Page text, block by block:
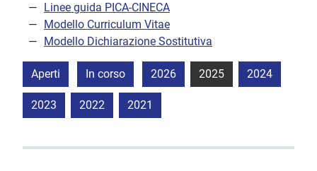
Linee guida PICA-CINECA
Modello Curriculum Vitae
Modello Dichiarazione Sostitutiva
Aperti In corso 2026 2025 2024
2023 2022 2021